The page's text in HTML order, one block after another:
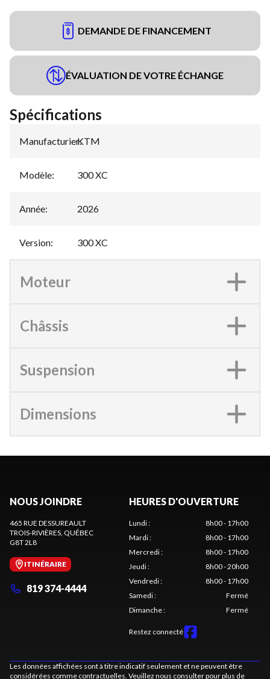
DEMANDE DE FINANCEMENT
ÉVALUATION DE VOTRE ÉCHANGE
Spécifications
Manufacturier:
KTM
Modèle: 300 XC
Année: 2026
Version: 300 XC
Moteur
Châssis
Suspension
Dimensions
NOUS JOINDRE
465 RUE DESSUREAULT
TROIS-RIVIÈRES , QUÉBEC
G8T 2L8
ITINÉRAIRE
819 374-4444
HEURES D'OUVERTURE
Lundi:
8h00 - 17h00
Mardi:
8h00 - 17h00
Mercredi:
8h00 - 17h00
Jeudi:
8h00 - 20h00
Vendredi:
8h00 - 17h00
Samedi:
Fermé
Dimanche: Fermé
Restez connecté
Les données affichées sont à titre indicatif seulement et ne peuvent être
considérées comme contractuelles. Veuillez nous consulter pour plus de